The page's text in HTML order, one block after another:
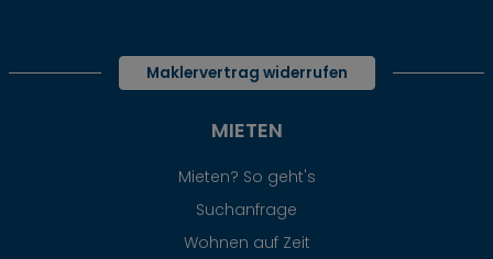
Maklervertrag widerrufen
MIETEN
Mieten? So geht's
Suchanfrage
Wohnen auf Zeit